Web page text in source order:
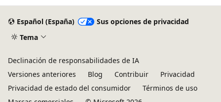
Español (España)
Sus opciones de privacidad
Tema
Declinación de responsabilidades de IA
Versiones anteriores
Blog Contribuir
Privacidad
Privacidad de estado del consumidor
Términos de uso